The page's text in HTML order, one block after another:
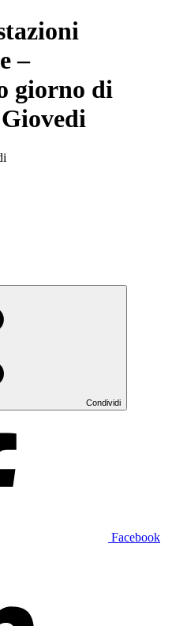
–
giorno di
Condividi
Facebook